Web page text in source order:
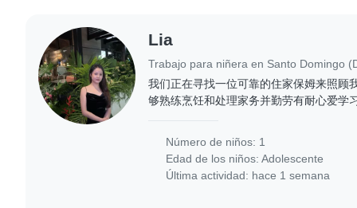
Lia
我们正在寻找一位可靠的住家保姆来照顾
够熟练烹饪和处理家务并勤劳有耐心爱学
Número de niños: 1
Edad de los niños:Adolescente
Última actividad: hace 1 semana